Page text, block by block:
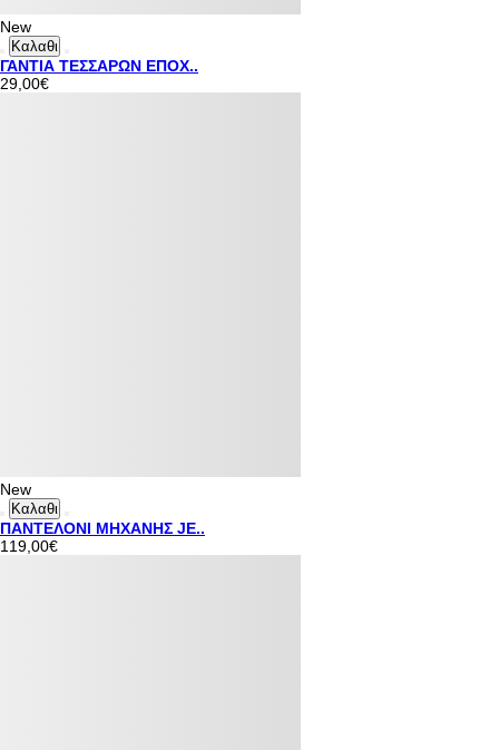
New
Καλαθι
ΓΑΝΤΙΑ ΤΕΣΣΑΡΩΝ ΕΠΟΧ..
29,00€
New
Καλαθι
ΠΑΝΤΕΛΟΝΙ ΜΗΧΑΝΗΣ JE..
119,00€